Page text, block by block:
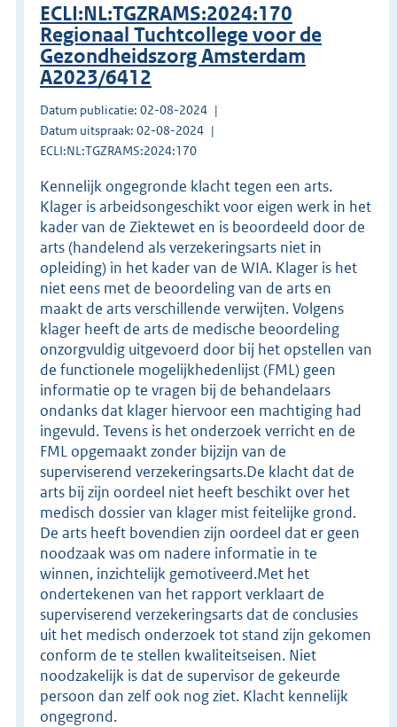
ECLI:NL:TGZRAMS:2024:170
Regionaal Tuchtcollege voor de
Gezondheidszorg Amsterdam
A2023/6412
Datum publicatie: 02-08-2024
Datum uitspraak: 02-08-2024
ECLI:NL:TGZRAMS:2024:170
Kennelijk ongegronde klacht tegen een arts.
Klager is arbeidsongeschikt voor eigen werk in het
kader van de Ziektewet en is beoordeeld door de
arts (handelend als verzekeringsarts niet in
opleiding) in het kader van de WIA. Klager is het
niet eens met de beoordeling van de arts en
maakt de arts verschillende verwijten. Volgens
klager heeft de arts de medische beoordeling
onzorgvuldig uitgevoerd door bij het opstellen van
de functionele mogelijkhedenlijst (FML) geen
informatie op te vragen bij de behandelaars
ondanks dat klager hiervoor een machtiging had
ingevuld. Tevens is het onderzoek verricht en de
FML opgemaakt zonder bijzijn van de
superviserend verzekeringsarts.De klacht dat de
arts bij zijn oordeel niet heeft beschikt over het
medisch dossier van klager mist feitelijke grond.
De arts heeft bovendien zijn oordeel dat er geen
noodzaak was om nadere informatie in te
winnen, inzichtelijk gemotiveerd.Met het
ondertekenen van het rapport verklaart de
superviserend verzekeringsarts dat de conclusies
uit het medisch onderzoek tot stand zijn gekomen
conform de te stellen kwaliteitseisen. Niet
noodzakelijk is dat de supervisor de gekeurde
persoon dan zelf ook nog ziet. Klacht kennelijk
ongegrond.